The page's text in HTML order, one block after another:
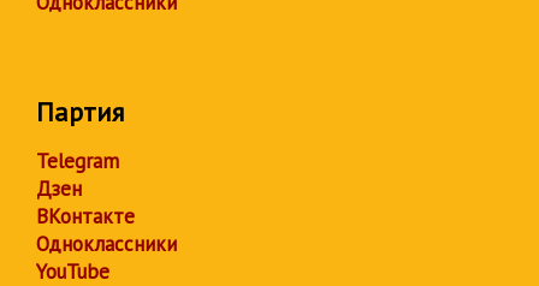
Партия
Telegram
Дзен
ВКонтакте
Одноклассники
YouTube